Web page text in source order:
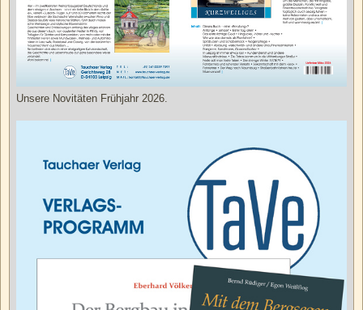
Unsere Novitäten Frühjahr 2026.